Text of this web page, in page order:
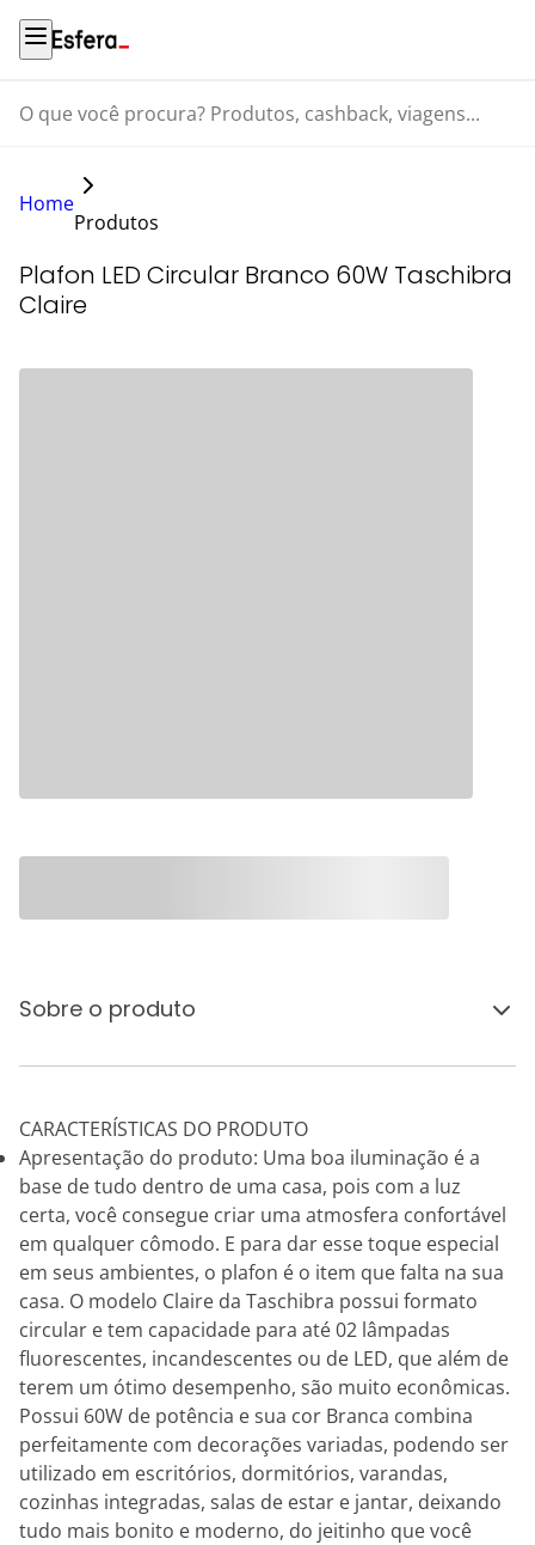
O que você procura? Produtos, cashback, viagens...
Home
Produtos
Plafon LED Circular Branco 60W Taschibra
Claire
Sobre o produto
CARACTERÍSTICAS DO PRODUTO
Apresentação do produto: Uma boa iluminação é a
base de tudo dentro de uma casa, pois com a luz
certa, você consegue criar uma atmosfera confortável
em qualquer cômodo. E para dar esse toque especial
em seus ambientes, o plafon é o item que falta na sua
casa. O modelo Claire da Taschibra possui formato
circular e tem capacidade para até 02 lâmpadas
fluorescentes, incandescentes ou de LED, que além de
terem um ótimo desempenho, são muito econômicas.
Possui 60W de potência e sua cor Branca combina
perfeitamente com decorações variadas, podendo ser
utilizado em escritórios, dormitórios, varandas,
cozinhas integradas, salas de estar e jantar, deixando
tudo mais bonito e moderno, do jeitinho que você